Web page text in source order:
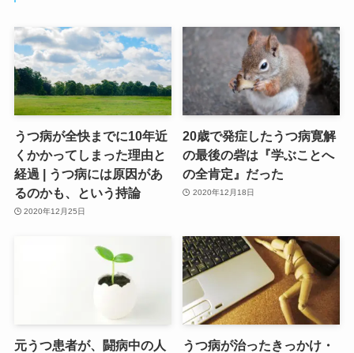
うつ病が全快までに10年近
くかかってしまった理由と
経過 | うつ病には原因があ
るのかも、という持論
2020年12月25日
20歳で発症したうつ病寛解
の最後の砦は『学ぶことへ
の全肯定』だった
2020年12月18日
元うつ患者が、闘病中の人
うつ病が治ったきっかけ・